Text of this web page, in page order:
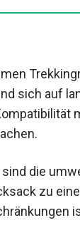
Wetter
sich auf
attraktiv
die
zu